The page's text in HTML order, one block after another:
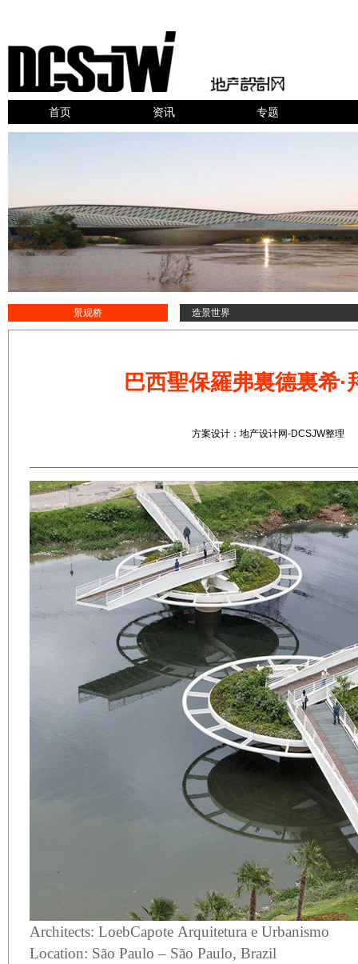
首页 资讯 专题
造景世界
景观桥
巴西聖保羅弗裏德裏希·
方案设计：地产设计网-DCSJW整理
Architects: LoebCapote Arquitetura e Urbanismo
Location: São Paulo – São Paulo, Brazil